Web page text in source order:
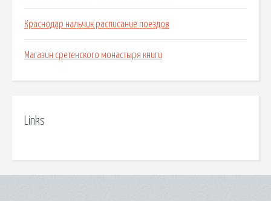
Краснодар нальчик расписание поездов
Магазин сретенского монастыря книги
Links